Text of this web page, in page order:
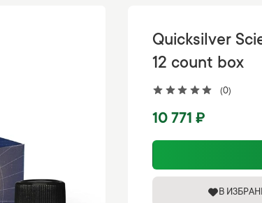
(0)
Quicksilver
12 count box
10 771 ₽
В